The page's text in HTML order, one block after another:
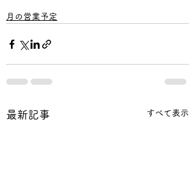
月の営業予定
最新記事 すべて表示